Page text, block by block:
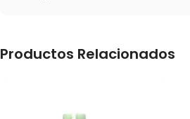
Productos Relacionados